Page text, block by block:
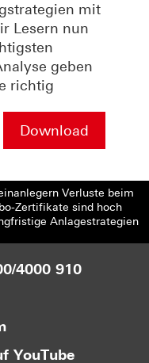
mit
Lesern nun
geben
richtig
Download
Verluste beim
Zertifikate sind hoch
Anlagestrategien
4000 910
YouTube